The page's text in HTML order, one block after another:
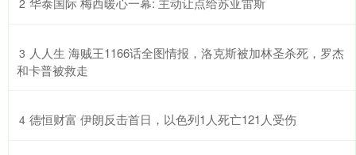
2
3 ​人人生 海贼王1166话全图情报，洛克斯被加林圣杀死，罗杰
和卡普被救走
4 ​德恒财富 伊朗反击首日，以色列1人死亡121人受伤